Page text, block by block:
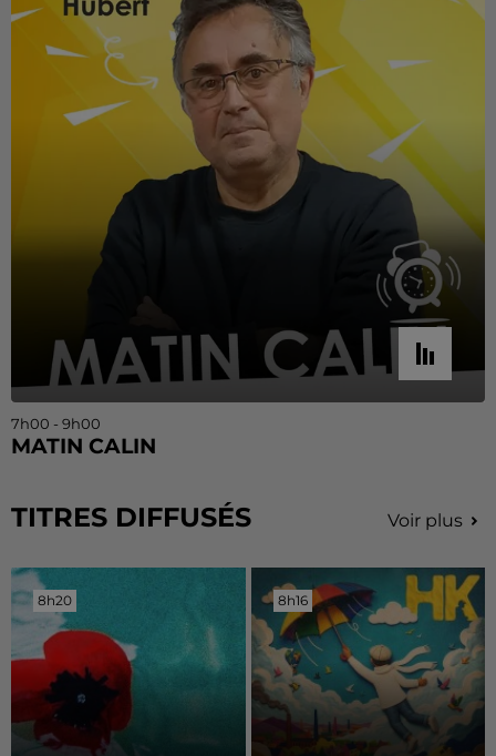
7h00 - 9h00
MATIN CALIN
TITRES DIFFUSÉS Voir plus
8h20
8h20 8h16
8h16